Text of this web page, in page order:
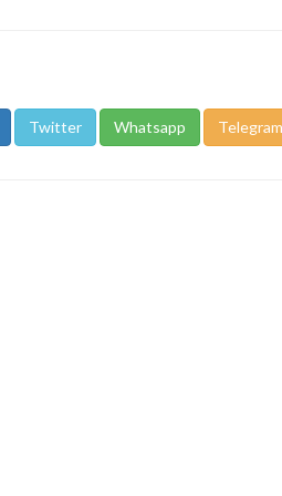
Twitter Whatsapp Telegram